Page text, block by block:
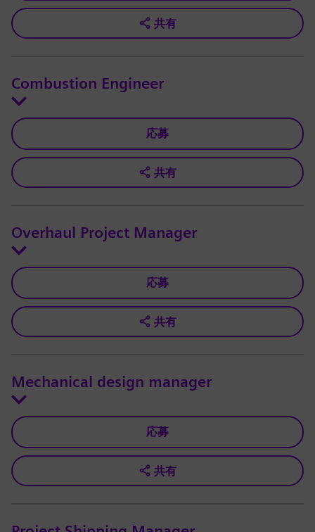
共有
Combustion Engineer
応募
共有
Overhaul Project Manager
応募
共有
Mechanical design manager
応募
共有